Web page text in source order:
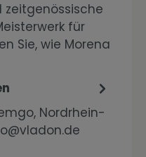
zeitgenössische
für
Sie, wie Morena
Nordrhein-